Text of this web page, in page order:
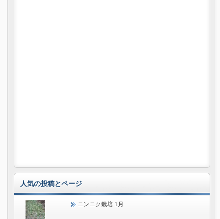
人気の投稿とページ
ニンニク栽培 1月